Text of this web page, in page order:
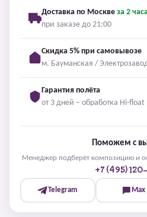
Доставка по Москве за 2
при заказе до 21:00
Скидка 5% при самовывозе
м. Бауманская /
Гарантия полёта
от 3 дней – обработка Hi-
Поможем с
Менеджер подберёт композицию и
+7 (495)
Telegram Max